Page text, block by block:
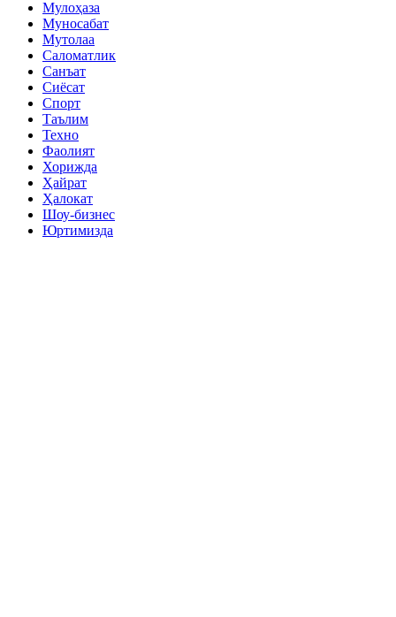
Мулоҳаза
Муносабат
Мутолаа
Саломатлик
Санъат
Сиёсат
Спорт
Таълим
Техно
Фаолият
Хорижда
Ҳайрат
Ҳалокат
Шоу-бизнес
Юртимизда